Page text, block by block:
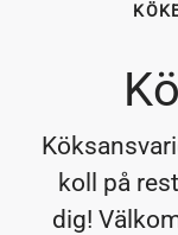
koll på
dig!